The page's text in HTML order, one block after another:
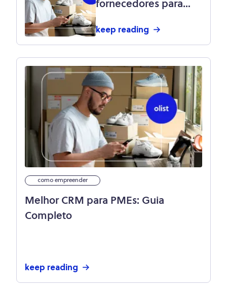
fornecedores para
com passo a passo.
keep reading
como empreender
Melhor CRM para PMEs: Guia
Completo
keep reading